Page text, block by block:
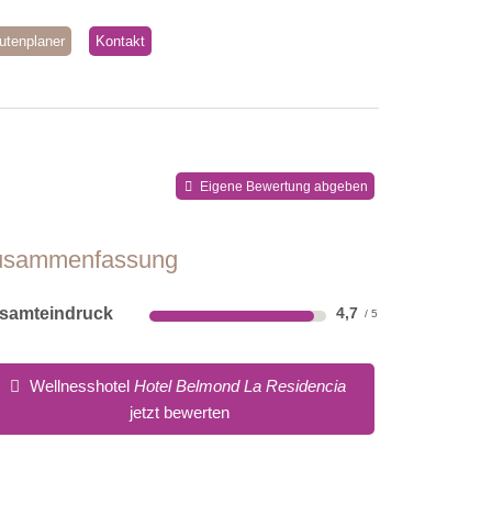
Kontakt
Eigene Bewertung abgeben
4,7
Wellnesshotel Hotel Belmond La Residencia
jetzt bewerten